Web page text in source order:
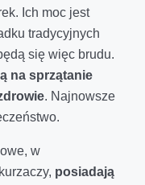
Ich moc jest
tradycyjnych
się więc brudu.
na sprzątanie
. Najnowsze
w
posiadają